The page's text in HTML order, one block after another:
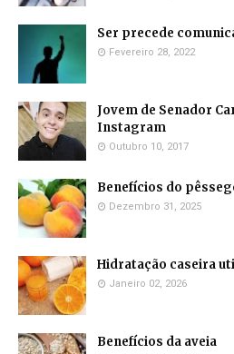
Ser precede
Fevereiro 28, 2022
Jovem de Senador
Instagram
Outubro 10, 2017
Benefícios do
Dezembro 31, 2025
Hidratação caseira
Janeiro 02, 2026
Benefícios da aveia